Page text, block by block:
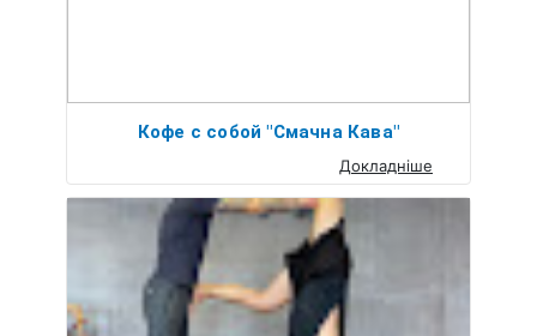
Кофе с собой "Смачна Кава"
Докладніше